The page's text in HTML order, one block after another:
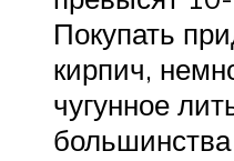
Покупать
кирпич,
чугунное